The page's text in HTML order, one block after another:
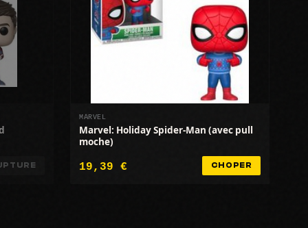
MARVEL
Marvel: Holiday Spider-Man (avec pull
moche)
19,39 € CHOPER